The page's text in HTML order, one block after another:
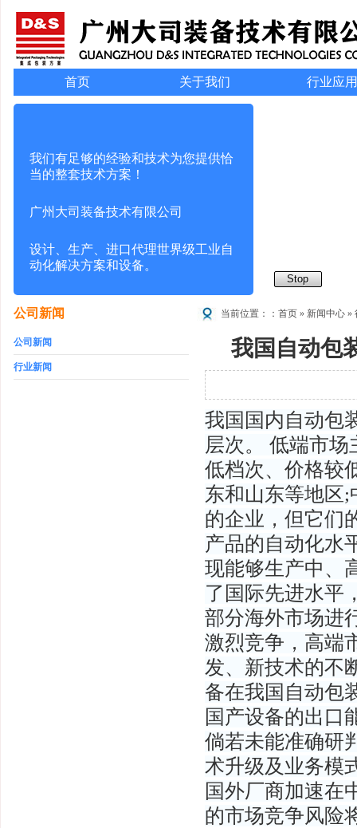
首页 关于我们 行业应用
我们有足够的经验和技术为您提供恰
当的整套技术方案！
广州大司装备技术有限公司
设计、生产、进口代理世界级工业自
动化解决方案和设备。
Stop
公司新闻
公司新闻
行业新闻
当前位置：：首页 » 新闻中心 »
我国自动包
我国国内自动包
层次。 低端市
低档次、价格较
东和山东等地区
的企业，但它们
产品的自动化水
现能够生产中、
了国际先进水平
部分海外市场进
激烈竞争，高端
发、新技术的不
备在我国自动包
国产设备的出口
倘若未能准确研
术升级及业务模
国外厂商加速在
的市场竞争风险